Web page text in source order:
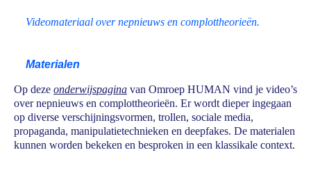
Videomateriaal over nepnieuws en complottheorieën.
Materialen
Op deze onderwijspagina van Omroep HUMAN vind je video’s
over nepnieuws en complottheorieën. Er wordt dieper ingegaan
op diverse verschijningsvormen, trollen, sociale media,
propaganda, manipulatietechnieken en deepfakes. De materialen
kunnen worden bekeken en besproken in een klassikale context.